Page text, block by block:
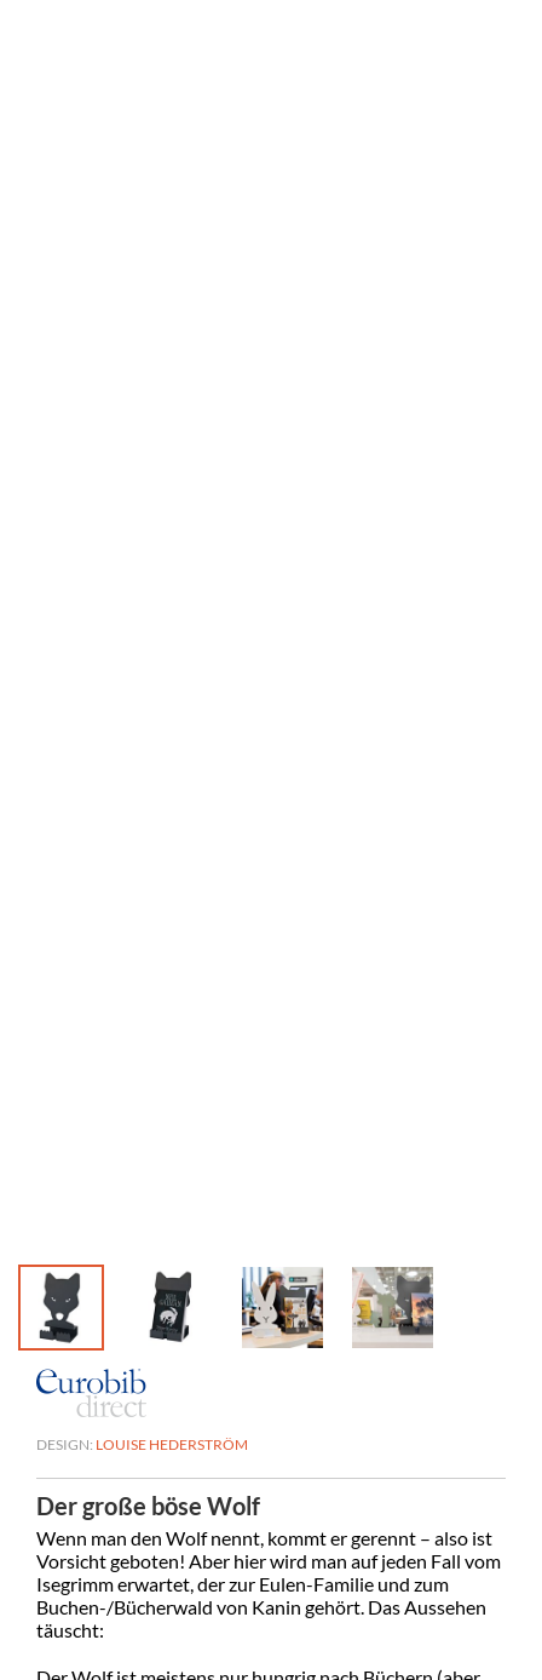
DESIGN: LOUISE HEDERSTRÖM
Der große böse Wolf
Wenn man den Wolf nennt, kommt er gerennt – also ist
Vorsicht geboten! Aber hier wird man auf jeden Fall vom
Isegrimm erwartet, der zur Eulen-Familie und zum
Buchen-/Bücherwald von Kanin gehört. Das Aussehen
täuscht: